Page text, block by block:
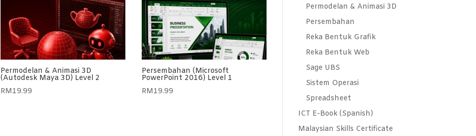
Permodelan & Animasi 3D
(Autodesk Maya 3D) Level 2
RM19.99
Persembahan (Microsoft
PowerPoint 2016) Level 1
RM19.99
Permodelan & Animasi 3D
Persembahan
Reka Bentuk Grafik
Reka Bentuk Web
Sage UBS
Sistem Operasi
Spreadsheet
ICT E-Book (Spanish)
Malaysian Skills Certificate